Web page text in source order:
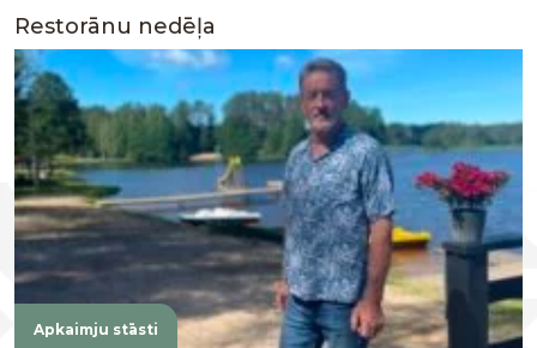
Restorānu nedēļa
Apkaimju stāsti